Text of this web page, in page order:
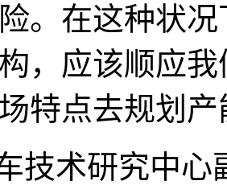
。在这种状
，应该顺应
特点去规划产
技术研究中